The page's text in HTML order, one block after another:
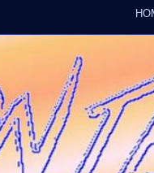
HOME PAGE